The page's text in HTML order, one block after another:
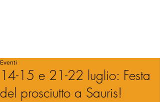
14-15 e 21-22 luglio: Festa
del prosciutto a Sauris!
Eventi